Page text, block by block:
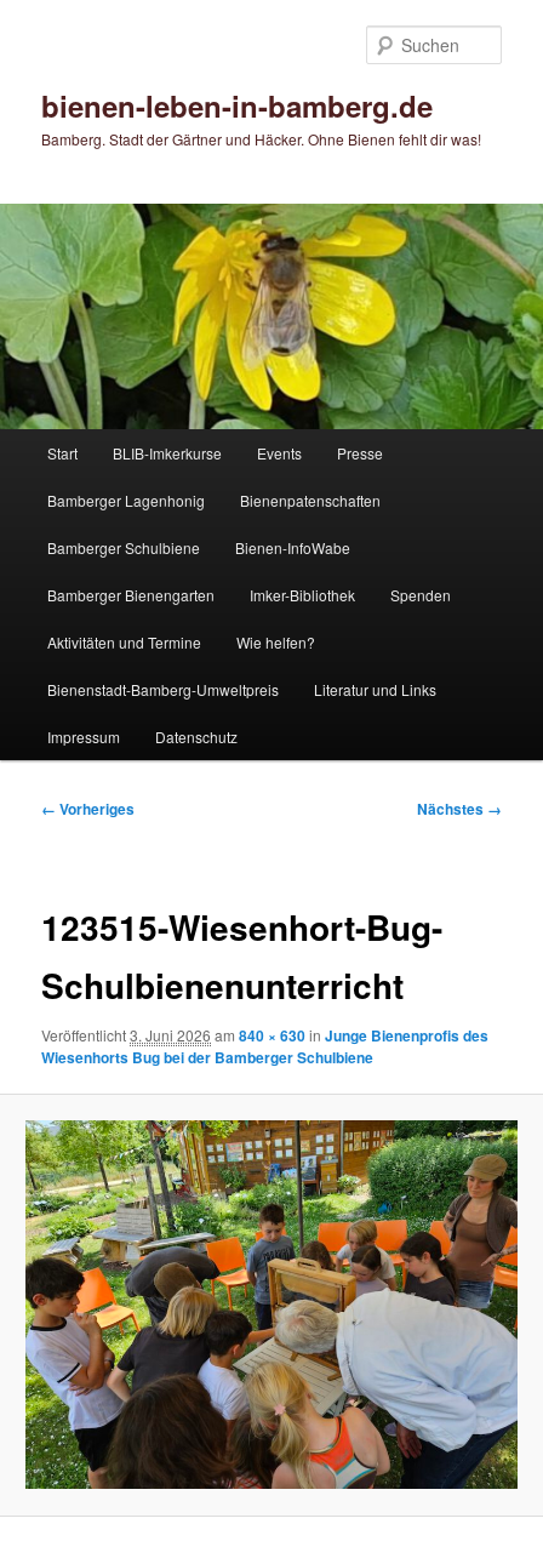
bienen-leben-in-bamberg.de
Bamberg. Stadt der Gärtner und Häcker. Ohne Bienen fehlt dir was!
Start BLIB-Imkerkurse Events Presse
Bamberger Lagenhonig Bienenpatenschaften
Bamberger Schulbiene Bienen-InfoWabe
Bamberger Bienengarten Imker-Bibliothek Spenden
Aktivitäten und Termine Wie helfen?
Bienenstadt-Bamberg-Umweltpreis Literatur und Links
Impressum Datenschutz
Bilder-
← Vorheriges Nächstes →
123515-Wiesenhort-Bug-
Schulbienenunterricht
Veröffentlicht3. Juni 2026 am840 × 630inJunge Bienenprofis des
Wiesenhorts Bug bei der Bamberger Schulbiene